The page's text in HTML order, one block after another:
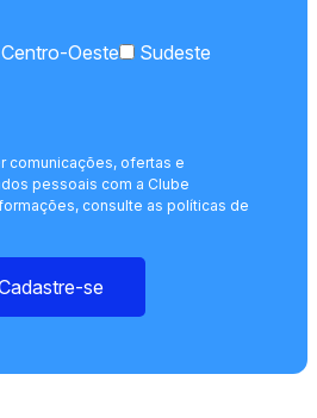
Centro-Oeste
Sudeste
comunicações, ofertas e
pessoais com a Clube
consulte as políticas de
se